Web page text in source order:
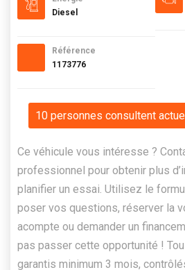
Diesel
Référence
1173776
10 personnes consultent
Ce véhicule vous intéresse ?
professionnel pour obtenir plus
planifier un essai. Utilisez le
poser vos questions, réserver la
acompte ou demander un
pas passer cette opportunité !
garantis minimum 3 mois,